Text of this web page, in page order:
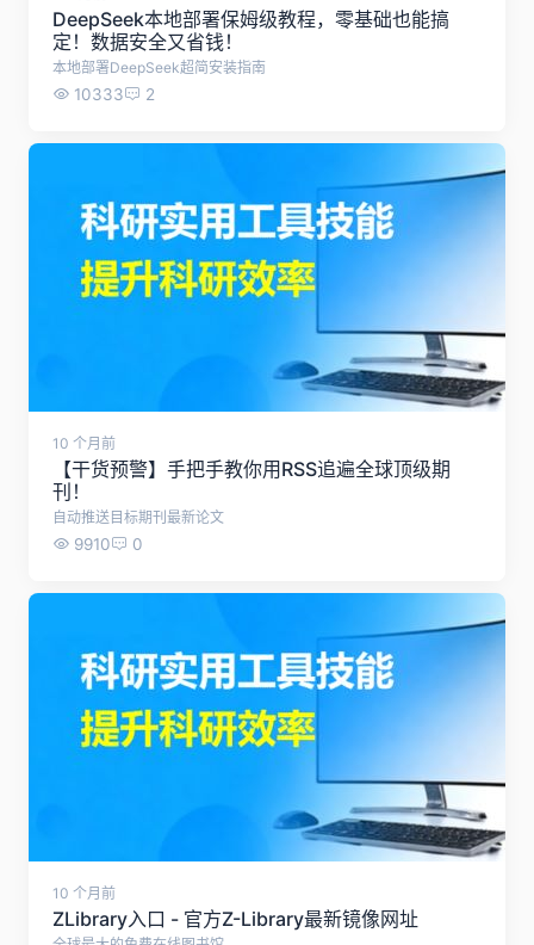
DeepSeek本地部署保姆级教程，零基础也能搞
定！数据安全又省钱！
本地部署DeepSeek超简安装指南
10333 2
10 个月前
【干货预警】手把手教你用RSS追遍全球顶级期
刊！
自动推送目标期刊最新论文
9910 0
10 个月前
ZLibrary入口 - 官方Z-Library最新镜像网址